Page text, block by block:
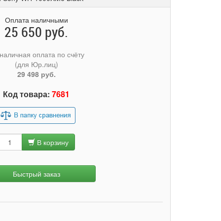
Оплата наличными
25 650 руб.
оплата по счёту
(для Юр.лиц)
29 498 руб.
Код товара:7681
В корзину
Быстрый заказ